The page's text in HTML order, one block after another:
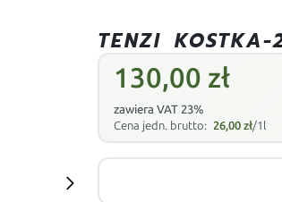
TENZI
130,00 zł
zawiera VAT 23%
Cena jedn. brutto: 26,00zł/1l